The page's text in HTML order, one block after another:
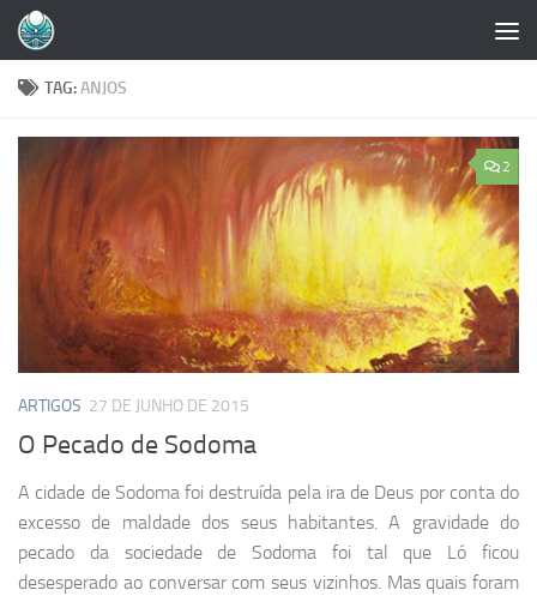
Skip to content
TAG:ANJOS
2
ARTIGOS 27 DE JUNHO DE 2015
O Pecado de Sodoma
A cidade de Sodoma foi destruída pela ira de Deus por conta do
excesso de maldade dos seus habitantes. A gravidade do
pecado da sociedade de Sodoma foi tal que Ló ficou
desesperado ao conversar com seus vizinhos. Mas quais foram